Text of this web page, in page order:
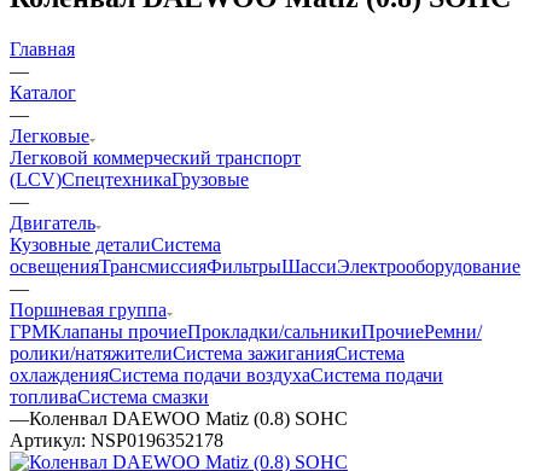
Главная
—
Каталог
—
Легковые
Легковой коммерческий транспорт
(LCV)СпецтехникаГрузовые
—
Двигатель
Кузовные деталиСистема
освещенияТрансмиссияФильтрыШассиЭлектрооборудование
—
Поршневая группа
ГРМКлапаны прочиеПрокладки/сальникиПрочиеРемни/
ролики/натяжителиСистема зажиганияСистема
охлажденияСистема подачи воздухаСистема подачи
топливаСистема смазки
—Коленвал DAEWOO Matiz (0.8) SOHC
Артикул: NSP0196352178